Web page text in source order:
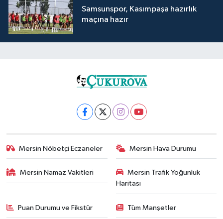
Samsunspor, Kasımpaşa hazırlık
maçına hazır
Mersin Nöbetçi Eczaneler Mersin Hava Durumu
Mersin Namaz Vakitleri
Mersin Trafik Yoğunluk
Haritası
Puan Durumu ve Fikstür Tüm Manşetler